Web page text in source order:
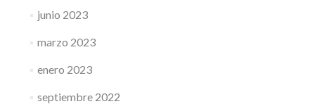
junio 2023
marzo 2023
enero 2023
septiembre 2022